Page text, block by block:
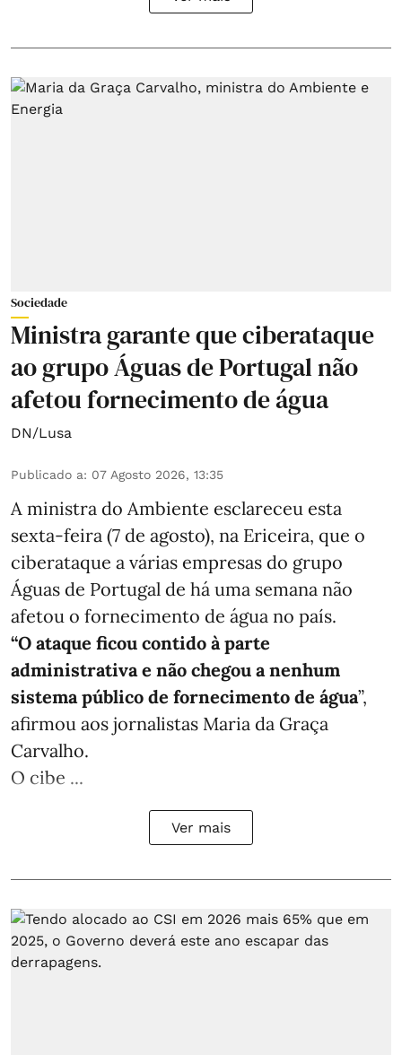
Sociedade
Ministra garante que ciberataque
ao grupo Águas de Portugal não
afetou fornecimento de água
DN/Lusa
Publicado a: 07 Agosto 2026, 13:35
A ministra do Ambiente esclareceu esta
sexta-feira (7 de agosto), na Ericeira, que o
ciberataque a várias empresas do grupo
Águas de Portugal de há uma semana não
afetou o fornecimento de água no país.
“O ataque ficou contido à parte
administrativa e não chegou a nenhum
sistema público de fornecimento de água”,
afirmou aos jornalistas Maria da Graça
Carvalho.
O cibe ...
Ver mais